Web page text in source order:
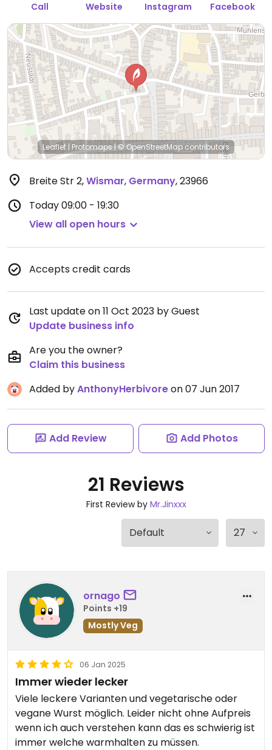
Call Website Instagram Facebook
Leaflet | Protomaps|© OpenStreetMap contributors
Breite Str 2,Wismar, Germany,23966
Today09:00 - 19:30
View all open hours
Accepts credit cards
Last update on 11 Oct 2023 by Guest
Update business info
Are you the owner?
Claim this business
Added byAnthonyHerbivoreon 07 Jun 2017
Add Review Add Photos
21 Reviews
First Review by Mr.Jinxxx
ornago
Points +19
Mostly Veg
06 Jan 2025
Immer wieder lecker
Viele leckere Varianten und vegetarische oder
vegane Wurst möglich. Leider nicht ohne Aufpreis
wenn ich auch verstehen kann das es schwierig ist
immer welche warmhalten zu müssen.